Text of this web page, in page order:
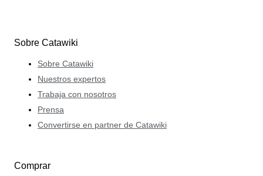
Sobre Catawiki
Sobre Catawiki
Nuestros expertos
Trabaja con nosotros
Prensa
Convertirse en partner de Catawiki
Comprar